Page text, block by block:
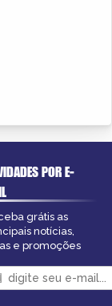
POR E-
grátis as
notícias,
e promoções